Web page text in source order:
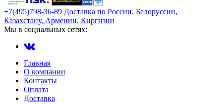
+7(495)798-36-89 Доставка по России, Белоруссии,
Казахстану, Армении, Киргизии
Мы в социальных сетях:
Главная
О компании
Контакты
Оплата
Доставка